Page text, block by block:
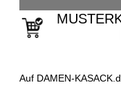
Auf DAMEN-